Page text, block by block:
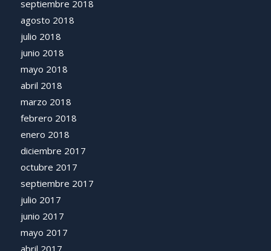
septiembre 2018
agosto 2018
julio 2018
junio 2018
mayo 2018
abril 2018
marzo 2018
febrero 2018
enero 2018
diciembre 2017
octubre 2017
septiembre 2017
julio 2017
junio 2017
mayo 2017